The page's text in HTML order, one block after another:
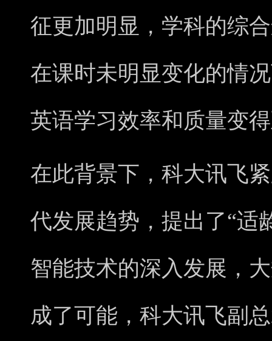
征更加明显，学科的综
在课时未明显变化的情
英语学习效率和质量变
在此背景下，科大讯飞
代发展趋势，提出了“适
智能技术的深入发展，
成了可能，科大讯飞副